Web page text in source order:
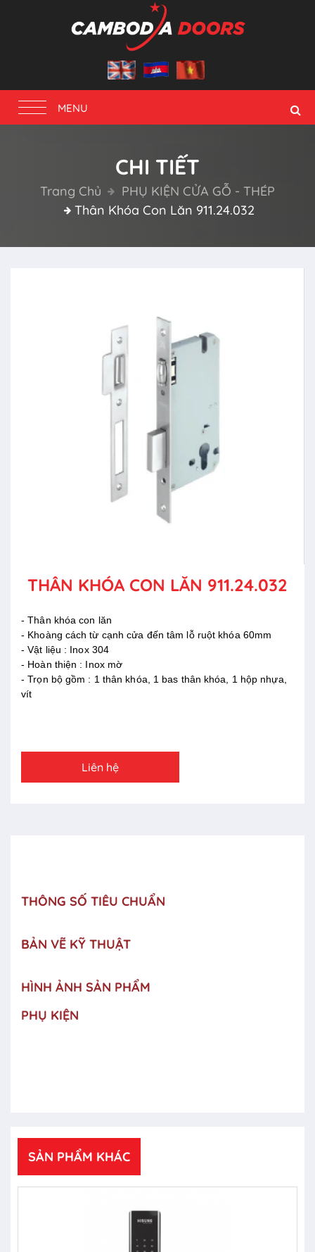
Toggle
navigation
MENU
CHI TIẾT
Trang Chủ
PHỤ KIỆN CỬA GỖ - THÉP
Thân Khóa Con Lăn 911.24.032
THÂN KHÓA CON LĂN 911.24.032
- Thân khóa con lăn
- Khoàng cách từ cạnh cửa đến tâm lỗ ruột khóa 60mm
- Vật liệu : Inox 304
- Hoàn thiện : Inox mờ
- Trọn bộ gồm : 1 thân khóa, 1 bas thân khóa, 1 hộp nhựa,
vít
Liên hệ
THÔNG SỐ TIÊU CHUẨN
BẢN VẼ KỸ THUẬT
HÌNH ẢNH SẢN PHẨM
PHỤ KIỆN
SẢN PHẨM KHÁC